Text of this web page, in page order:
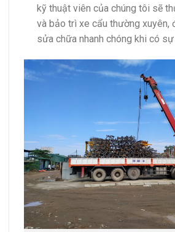
kỹ thuật viên của chúng tôi sẽ
và bảo trì xe cẩu thường xuyên,
sửa chữa nhanh chóng khi có